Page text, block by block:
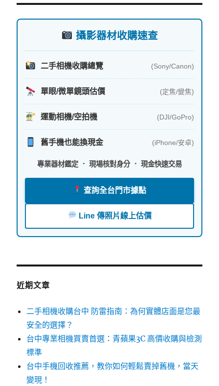
鍵
攝影器材收購速查
二手相機收購總覽 (Sony/Canon)
單眼/微單鏡頭估價 (定焦/變焦)
運動相機/空拍機 (DJI/GoPro)
舊手機也能換現金 (iPhone/安卓)
專業器材鑑定 ． 現場核對身分 ． 現金快速交易
查詢全台門市據點
Line 傳照片線上估價
近期文章
二手相機收購台中 防雷指南：為何實體店面是您最
安全的選擇？
台中專業相機買賣首選：青蘋果3C 高價收購與檢測
標準
台中手機回收推薦，教你如何輕鬆賣掉舊機，當天
變現！